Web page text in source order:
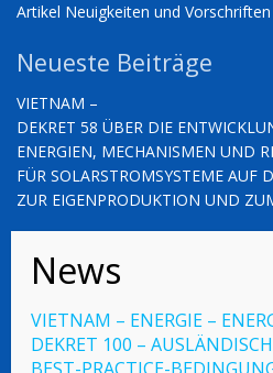
Artikel Neuigkeiten und Vorschriften
Neueste Beiträge
VIETNAM –
DEKRET 58 ÜBER DIE
ENERGIEN, MECHANISMEN UND
FÜR SOLARSTROMSYSTEME AUF
ZUR EIGENPRODUKTION UND
VIETNAM – NEUIGKEITEN UND
VIETNAM – NEUIGKEITEN UND
VIETNAM – ENERGIE –
DEKRET 100 –